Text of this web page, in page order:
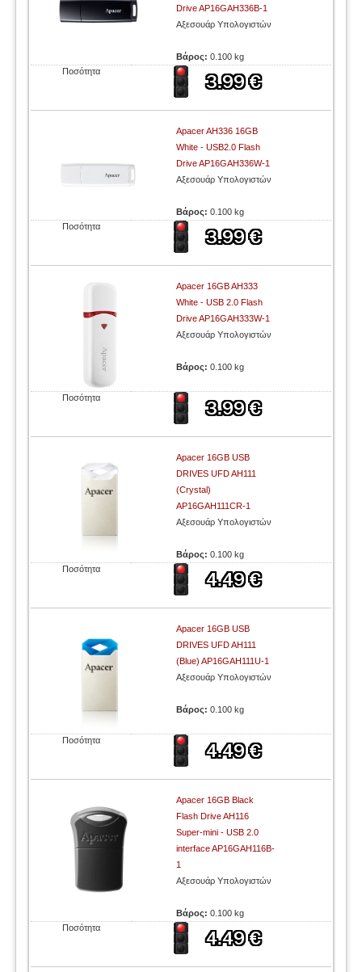
Drive AP16GAH336B-1
Αξεσουάρ Υπολογιστών
Βάρος:0.100 kg
Ποσότητα
Apacer AH336 16GB
White - USB2.0 Flash
Drive AP16GAH336W-1
Αξεσουάρ Υπολογιστών
Βάρος:0.100 kg
Ποσότητα
Apacer 16GB AH333
White - USB 2.0 Flash
Drive AP16GAH333W-1
Αξεσουάρ Υπολογιστών
Βάρος:0.100 kg
Ποσότητα
Apacer 16GB USB
DRIVES UFD AH111
(Crystal)
AP16GAH111CR-1
Αξεσουάρ Υπολογιστών
Βάρος:0.100 kg
Ποσότητα
Apacer 16GB USB
DRIVES UFD AH111
(Blue) AP16GAH111U-1
Αξεσουάρ Υπολογιστών
Βάρος:0.100 kg
Ποσότητα
Apacer 16GB Black
Flash Drive AH116
Super-mini - USB 2.0
interface AP16GAH116B-
1
Αξεσουάρ Υπολογιστών
Βάρος:0.100 kg
Ποσότητα